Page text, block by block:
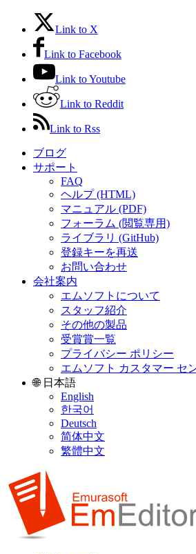
Link to X
Link to Facebook
Link to Youtube
Link to Reddit
Link to Rss
ブログ
サポート
FAQ
ヘルプ (HTML)
マニュアル (PDF)
フォーラム (閲覧専用)
ライブラリ (GitHub)
登録キーを再送
お問い合わせ
会社案内
エムソフトについて
スタッフ紹介
その他の製品
受賞賞一覧
プライバシー ポリシー
エムソフト カスタマー セ
🌐 日本語
English
한국어
Deutsch
简体中文
繁體中文